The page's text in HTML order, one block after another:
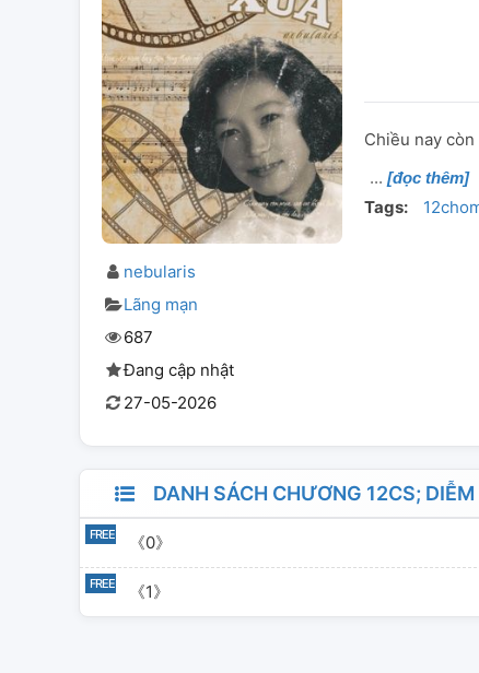
nebularis
Lãng mạn
687
Đang cập nhật
27-05-2026
Chiều nay
[đọc thêm]
Tags:
DANH SÁCH CHƯƠNG 12CS;
《0》
《1》